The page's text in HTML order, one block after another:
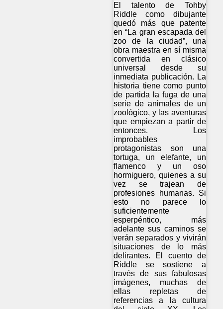
El talento de Tohby
Riddle como dibujante
quedó más que patente
en “La gran escapada del
zoo de la ciudad”, una
obra maestra en sí misma
convertida en clásico
universal desde su
inmediata publicación. La
historia tiene como punto
de partida la fuga de una
serie de animales de un
zoológico, y las aventuras
que empiezan a partir de
entonces. Los
improbables
protagonistas son una
tortuga, un elefante, un
flamenco y un oso
hormiguero, quienes a su
vez se trajean de
profesiones humanas. Si
esto no parece lo
suficientemente
esperpéntico, más
adelante sus caminos se
verán separados y vivirán
situaciones de lo más
delirantes. El cuento de
Riddle se sostiene a
través de sus fabulosas
imágenes, muchas de
ellas repletas de
referencias a la cultura